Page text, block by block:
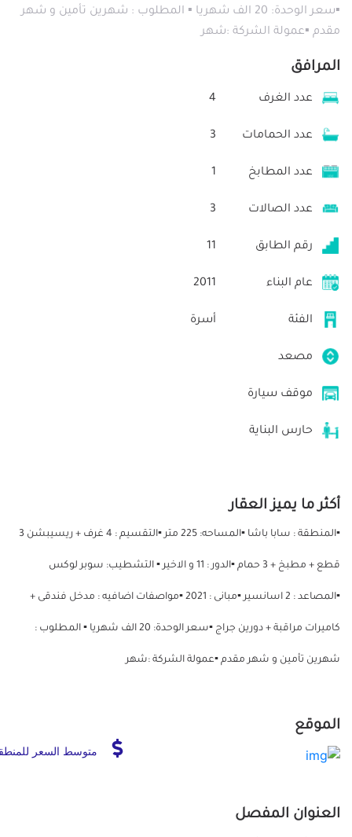
▪️سعر الوحدة: 20 الف شهريا ▪ المطلوب : شهرين تأمين و شهر
مقدم ▪عمولة الشركة :شهر
المرافق
عدد الغرف 4
عدد الحمامات 3
عدد المطابخ 1
عدد الصالات 3
رقم الطابق 11
عام البناء 2011
الفئة أسرة
مصعد
موقف سيارة
حارس البناية
أكثر ما يميز العقار
▪المنطقة : سابا باشا ▪️المساحه: 225 متر ▪️التقسيم : 4 غرف + ريسيبشن 3
قطع + مطبخ + 3 حمام ▪️الدور : 11 و الاخير ▪️ التشطيب: سوبر لوكس
▪المصاعد : 2 اسانسير ▪مبانى : 2021 ▪مواصفات اضافيه : مدخل فندقى +
كاميرات مراقبة + دورين جراج ▪️سعر الوحدة: 20 الف شهريا ▪ المطلوب :
شهرين تأمين و شهر مقدم ▪عمولة الشركة :شهر
الموقع
متوسط السعر
العنوان المفصل